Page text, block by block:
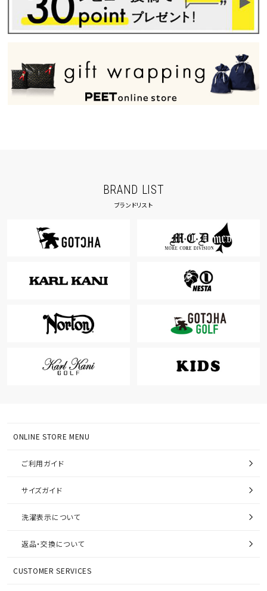
BRAND LIST
ブランドリスト
ONLINE STORE MENU
ご利用ガイド
サイズガイド
洗濯表示について
返品・交換について
CUSTOMER SERVICES